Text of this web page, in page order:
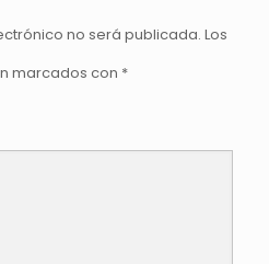
no será publicada. Los
marcados con *